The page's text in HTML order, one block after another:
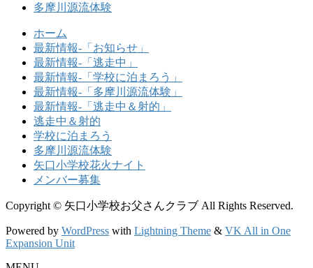
多摩川源流体験
ホーム
最新情報-「お知らせ」
最新情報-「逃走中」
最新情報-「学校に泊まろう」
最新情報-「多摩川源流体験」
最新情報-「逃走中＆射的」
逃走中＆射的
学校に泊まろう
多摩川源流体験
矢口小学校花火ナイト
メンバー募集
Copyright © 矢口小学校お父さんクラブ All Rights Reserved.
Powered by WordPress with Lightning Theme & VK All in One
Expansion Unit